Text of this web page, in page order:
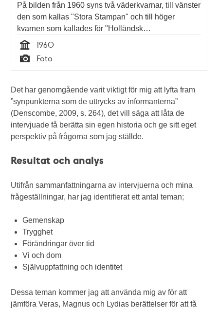
På bilden från 1960 syns två väderkvarnar, till vänster
den som kallas "Stora Stampan" och till höger
kvarnen som kallades för "Holländsk…
Tid
1960
Typ
Foto
Det har genomgående varit viktigt för mig att lyfta fram
”synpunkterna som de uttrycks av informanterna”
(Denscombe, 2009, s. 264), det vill säga att låta de
intervjuade få berätta sin egen historia och ge sitt eget
perspektiv på frågorna som jag ställde.
Resultat och analys
Utifrån sammanfattningarna av intervjuerna och mina
frågeställningar, har jag identifierat ett antal teman;
Gemenskap
Trygghet
Förändringar över tid
Vi och dom
Självuppfattning och identitet
Dessa teman kommer jag att använda mig av för att
jämföra Veras, Magnus och Lydias berättelser för att få